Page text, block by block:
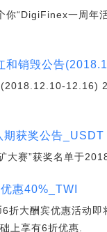
“DigiFinex一周
和销毁公告
12.16)
期获奖公告_USDT
大赛”获奖名单于
惠40%_TWI
折大酬宾优惠活动
上享有6折优惠.